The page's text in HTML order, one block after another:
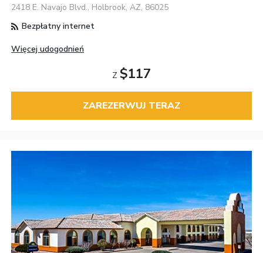
2418 E. Navajo Blvd., Holbrook, AZ, 86025
Bezpłatny internet
Więcej udogodnień
Z $117
ZAREZERWUJ TERAZ